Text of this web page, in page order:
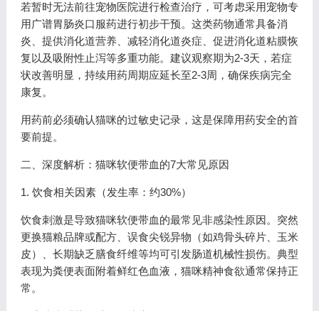
若暂时无法前往宠物医院进行检查治疗，可考虑采用宠物专
用广谱胃肠炎口服药进行初步干预。这类药物通常具备消
炎、提供消化道营养、减轻消化道炎症、促进消化道粘膜恢
复以及吸附性止泻等多重功能。建议观察期为2-3天，若症
状改善明显，持续用药周期应延长至2-3周，确保疾病完全
康复。
用药前必须确认猫咪的过敏史记录，这是保障用药安全的首
要前提。
二、深度解析：猫咪软便带血的7大常见原因
1. 饮食相关因素（发生率：约30%）
饮食刺激是导致猫咪软便带血的最常见非感染性原因。突然
更换猫粮品牌或配方、误食尖锐异物（如鸡骨头碎片、玉米
皮）、长期缺乏膳食纤维等均可引发肠道机械性损伤。典型
表现为粪便表面附着鲜红色血液，猫咪精神食欲通常保持正
常。